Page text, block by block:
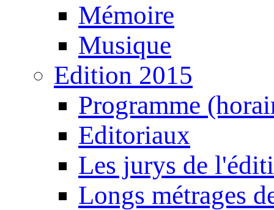
Mémoire
Musique
Edition 2015
Programme
Editoriaux
Les jurys de
Longs métrages